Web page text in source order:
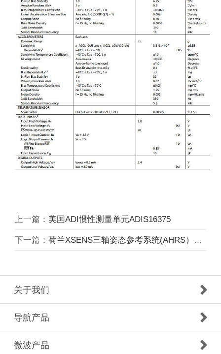
上一篇： 美国ADI惯性测量单元ADIS16375
下一篇：荷兰XSENS三轴姿态参考系统(AHRS）MTI-300
关于我们
导航产品
微波产品